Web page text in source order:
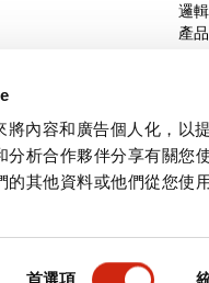
將內容和廣告個人化，以
分析合作夥伴分享有關您
的其他資料或他們從您使
首選項
邏
產